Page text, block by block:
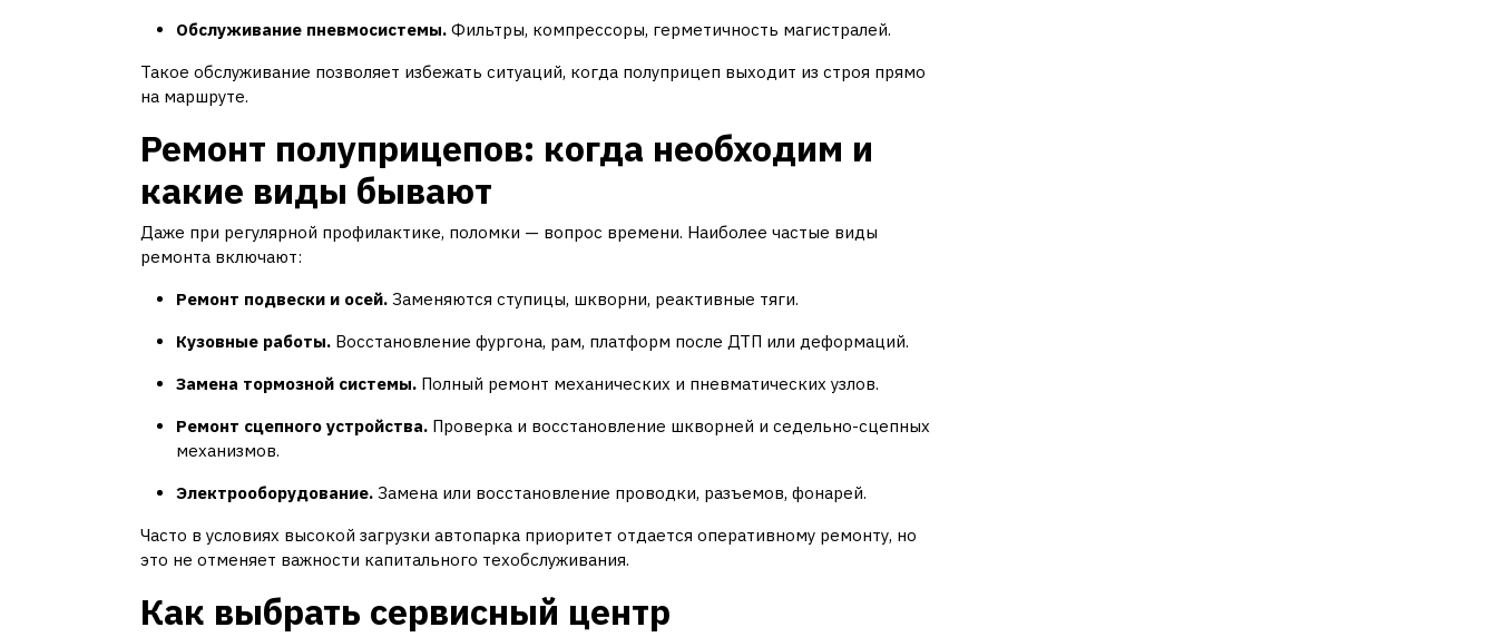
Обслуживание пневмосистемы. Фильтры, компрессоры, герметичность магистралей.
Такое обслуживание позволяет избежать ситуаций, когда полуприцеп выходит из строя прямо
на маршруте.
Ремонт полуприцепов: когда необходим и
какие виды бывают
Даже при регулярной профилактике, поломки — вопрос времени. Наиболее частые виды
ремонта включают:
Ремонт подвески и осей. Заменяются ступицы, шкворни, реактивные тяги.
Кузовные работы. Восстановление фургона, рам, платформ после ДТП или деформаций.
Замена тормозной системы. Полный ремонт механических и пневматических узлов.
Ремонт сцепного устройства. Проверка и восстановление шкворней и седельно-сцепных
механизмов.
Электрооборудование. Замена или восстановление проводки, разъемов, фонарей.
Часто в условиях высокой загрузки автопарка приоритет отдается оперативному ремонту, но
это не отменяет важности капитального техобслуживания.
Как выбрать сервисный центр